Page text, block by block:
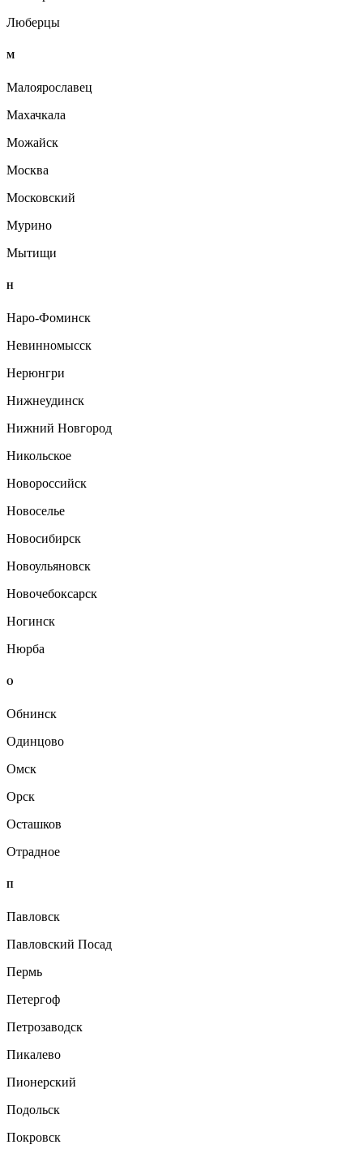
Люберцы
М
Малоярославец
Махачкала
Можайск
Москва
Московский
Мурино
Мытищи
Н
Наро-Фоминск
Невинномысск
Нерюнгри
Нижнеудинск
Нижний Новгород
Никольское
Новороссийск
Новоселье
Новосибирск
Новоульяновск
Новочебоксарск
Ногинск
Нюрба
О
Обнинск
Одинцово
Омск
Орск
Осташков
Отрадное
П
Павловск
Павловский Посад
Пермь
Петергоф
Петрозаводск
Пикалево
Пионерский
Подольск
Покровск